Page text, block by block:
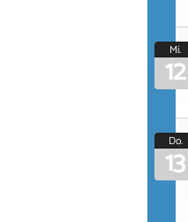
Mi.
12
Do.
13